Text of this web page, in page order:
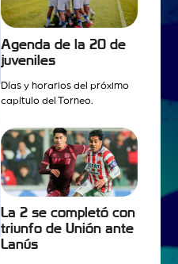
Agenda de la 20 de
juveniles
Días y horarios del próximo
capítulo del Torneo.
La 2 se completó con
triunfo de Unión ante
Lanús